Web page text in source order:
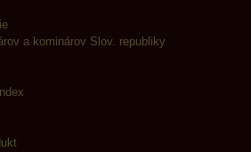
a kominárov Slov. republiky